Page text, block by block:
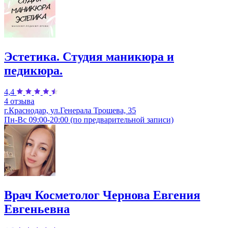
Эстетика. Студия маникюра и
педикюра.
4,4
4 отзыва
г.Краснодар, ул.Генерала Трошева, 35
Пн-Вс 09:00-20:00 (по предварительной записи)
Врач Косметолог Чернова Евгения
Евгеньевна